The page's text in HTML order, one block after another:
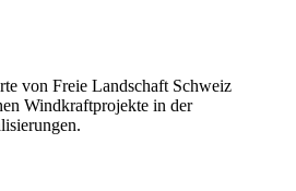
von Freie Landschaft Schweiz
Windkraftprojekte in der